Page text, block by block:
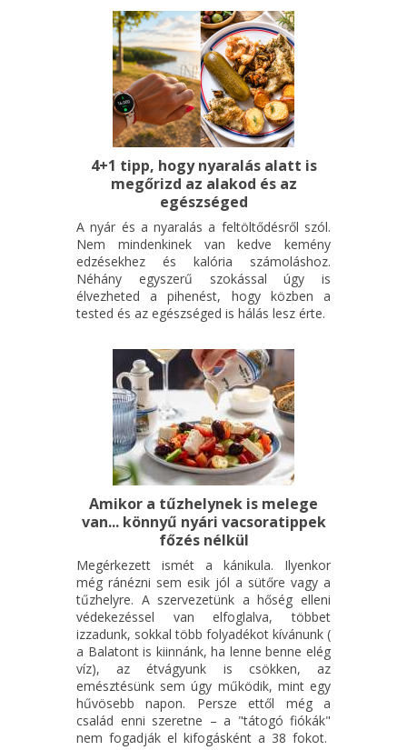
4+1 tipp, hogy nyaralás alatt is
megőrizd az alakod és az
egészséged
A nyár és a nyaralás a feltöltődésről szól.
Nem mindenkinek van kedve kemény
edzésekhez és kalória számoláshoz.
Néhány egyszerű szokással úgy is
élvezheted a pihenést, hogy közben a
tested és az egészséged is hálás lesz érte.
Amikor a tűzhelynek is melege
van... könnyű nyári vacsoratippek
főzés nélkül
Megérkezett ismét a kánikula. Ilyenkor
még ránézni sem esik jól a sütőre vagy a
tűzhelyre. A szervezetünk a hőség elleni
védekezéssel van elfoglalva, többet
izzadunk, sokkal több folyadékot kívánunk (
a Balatont is kiinnánk, ha lenne benne elég
víz), az étvágyunk is csökken, az
emésztésünk sem úgy működik, mint egy
hűvösebb napon. Persze ettől még a
család enni szeretne – a "tátogó fiókák"
nem fogadják el kifogásként a 38 fokot.